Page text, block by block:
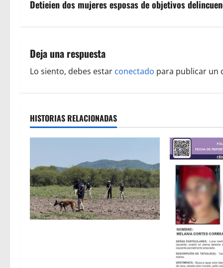
v
g
a
i
ó
d
e
e
Detieien dos mujeres esposas de objetivos
Deja una respuesta
Lo siento, debes estar conectado para publicar un
HISTORIAS RELACIONADAS